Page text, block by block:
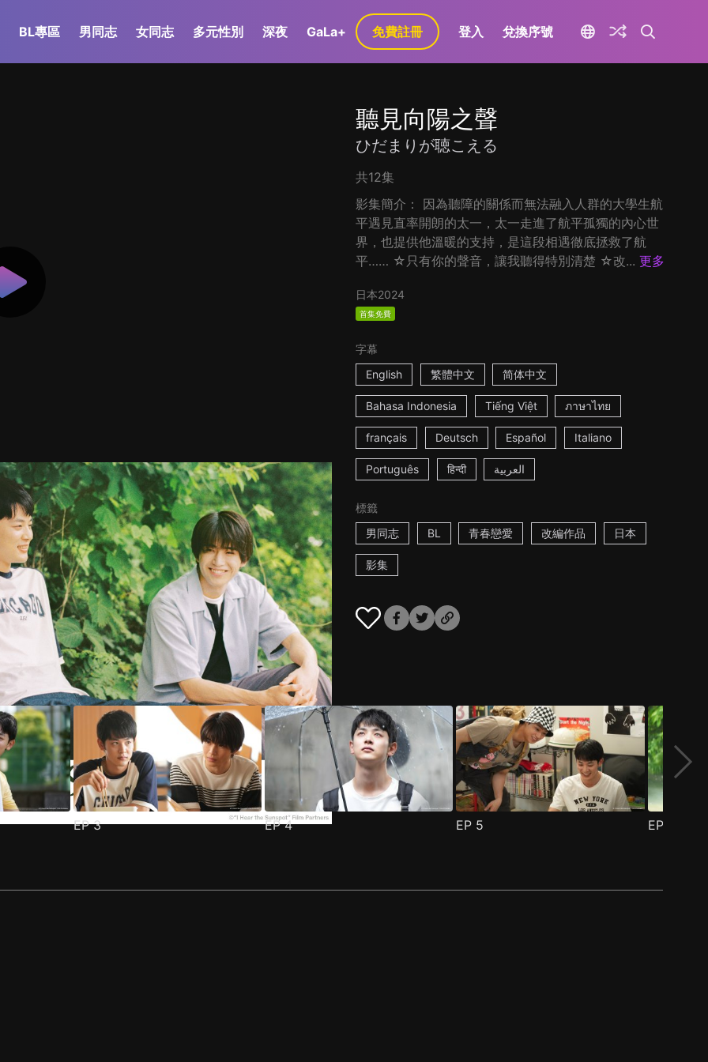
BL專區 男同志 女同志 多元性別 深夜 GaLa+ 免費註冊 登入 兌換序號
聽見向陽之聲
ひだまりが聴こえる
共12集
影集簡介： 因為聽障的關係而無法融入人群的大學生航
平遇見直率開朗的太一，太一走進了航平孤獨的內心世
界，也提供他溫暖的支持，是這段相遇徹底拯救了航
平…… ☆只有你的聲音，讓我聽得特別清楚 ☆改... 更多
日本2024
首集免費
字幕
English
繁體中文 简体中文
Bahasa Indonesia Tiếng Việt ภาษาไทย
français Deutsch Español Italiano
Português हिन्दी العربية
標籤
男同志
BL 青春戀愛 改編作品 日本
影集
EP3 EP4 EP 5 EP